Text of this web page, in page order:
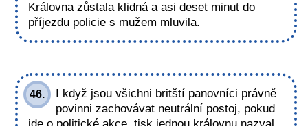
Královna zůstala klidná a asi deset minut do
příjezdu policie s mužem mluvila.
46.
I když jsou všichni britští panovníci právně
povinni zachovávat neutrální postoj, pokud